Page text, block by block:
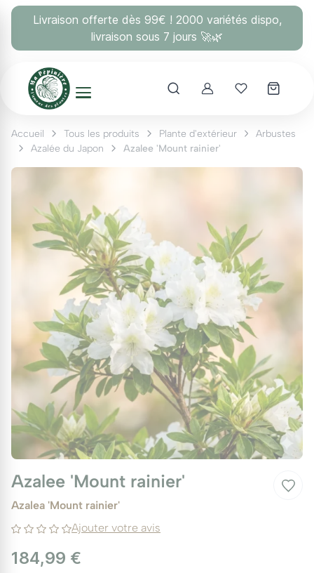
Livraison offerte dès 99€ ! 2000 variétés dispo,
livraison sous 7 jours 🚀🌿
AccountMes coups
Accueil Tous les produits Plante d'extérieur
Arbustes
Azalée du Japon
Azalee 'Mount rainier'
Azalee 'Mount rainier'
Azalea 'Mount rainier'
Ajouter votre avis
184,99 €
Panneau de gestion des cookies